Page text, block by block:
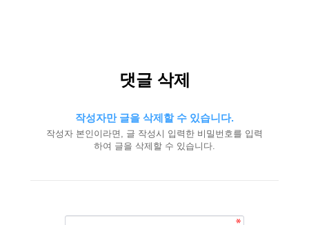
댓글 삭제
작성자만 글을 삭제할 수 있습니다.
작성자 본인이라면, 글 작성시 입력한 비밀번호를 입력
하여 글을 삭제할 수 있습니다.